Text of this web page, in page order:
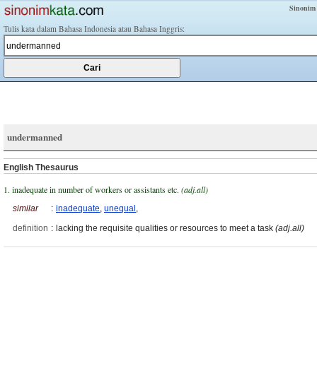
Tulis kata dalam Bahasa Indonesia atau Bahasa Inggris:
undermanned
English Thesaurus
1. inadequate in number of workers or assistants etc. (adj.all)
similar : inadequate, unequal ,
definition : lacking the requisite qualities or resources to meet a task (adj.all)